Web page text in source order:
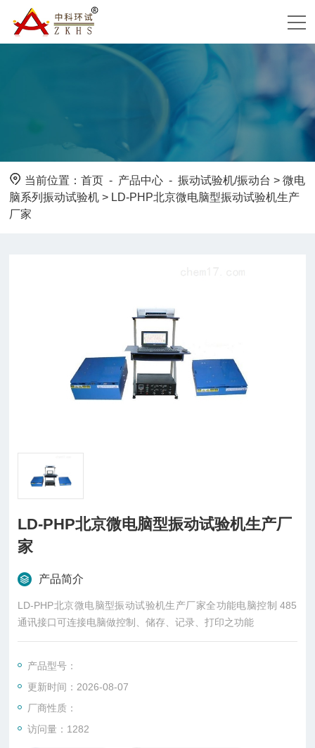
当前位置：首页 - 产品中心 -振动试验机/振动台 >微电
脑系列振动试验机 > LD-PHP北京微电脑型振动试验机生产
厂家
LD-PHP北京微电脑型振动试验机生产厂
家
产品简介
LD-PHP北京微电脑型振动试验机生产厂家全功能电脑控制 485
通讯接口可连接电脑做控制、储存、记录、打印之功能
产品型号：
更新时间：2026-08-07
厂商性质：
访问量：1282